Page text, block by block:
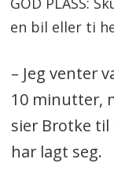
en bil eller ti
– Jeg venter
10 minutter,
sier Brotke til
har lagt seg.